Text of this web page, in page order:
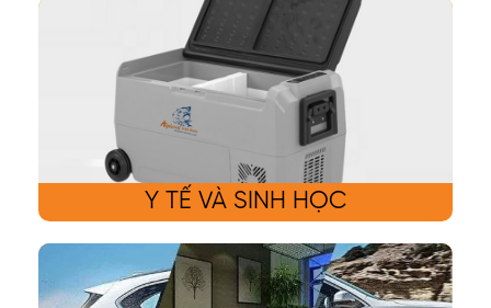
Y TẾ VÀ SINH HỌC